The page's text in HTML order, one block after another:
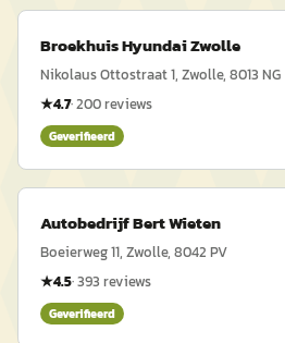
Broekhuis Hyundai Zwolle
Nikolaus Ottostraat 1, Zwolle, 8013 NG
★4.7·200reviews
Geverifieerd
Autobedrijf Bert Wieten
Boeierweg 11, Zwolle, 8042 PV
★4.5·393 reviews
Geverifieerd